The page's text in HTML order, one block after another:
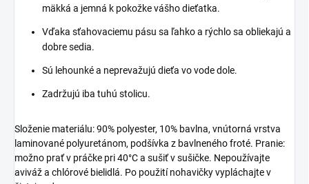
mäkká a jemná k pokožke vášho dieťatka.
Vďaka sťahovaciemu pásu sa ľahko a rýchlo sa obliekajú a
dobre sedia.
Sú lehounké a neprevažujú dieťa vo vode dole.
Zadržujú iba tuhú stolicu.
Složenie materiálu: 90% polyester, 10% bavlna, vnútorná vrstva
laminované polyuretánom, podšívka z bavlneného froté. Pranie:
možno prať v práčke pri 40°C a sušiť v sušičke. Nepoužívajte
aviváž a chlórové bielidlá. Po použití nohavičky vypláchajte v